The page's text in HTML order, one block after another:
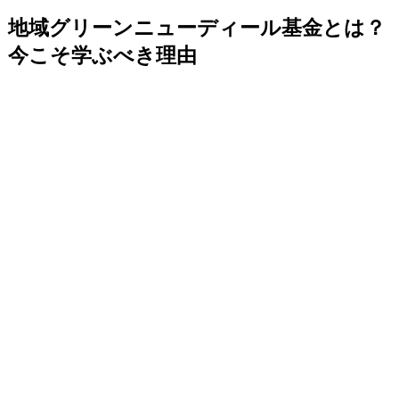
地域グリーンニューディール基金とは？
今こそ学ぶべき理由